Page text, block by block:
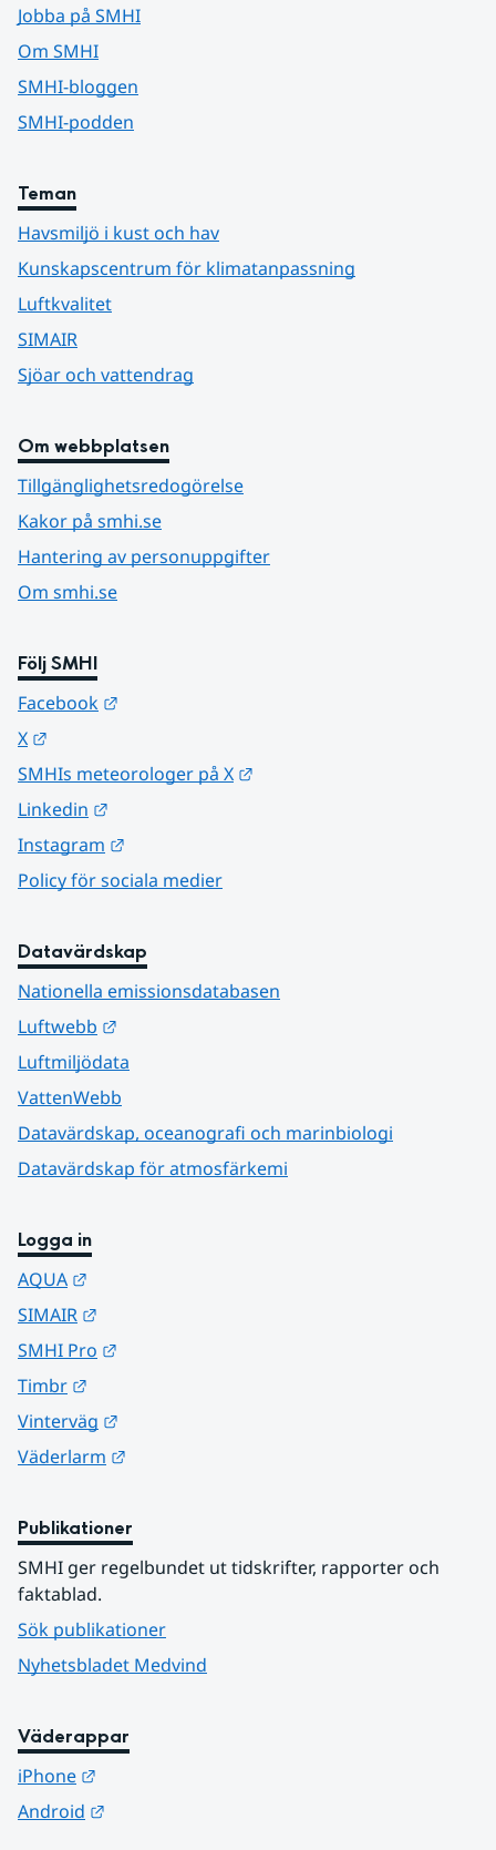
Jobba på SMHI
Om SMHI
SMHI-bloggen
SMHI-podden
Teman
Havsmiljö i kust och hav
Kunskapscentrum för klimatanpassning
Luftkvalitet
SIMAIR
Sjöar och vattendrag
Om webbplatsen
Tillgänglighetsredogörelse
Kakor på smhi.se
Hantering av personuppgifter
Om smhi.se
Följ SMHI
Facebook
X
SMHIs meteorologer på X
Linkedin
Instagram
Policy för sociala medier
Datavärdskap
Nationella emissionsdatabasen
Luftwebb
Luftmiljödata
VattenWebb
Datavärdskap, oceanografi och marinbiologi
Datavärdskap för atmosfärkemi
Logga in
AQUA
SIMAIR
SMHI Pro
Timbr
Vinterväg
Väderlarm
Publikationer
SMHI ger regelbundet ut tidskrifter, rapporter och
faktablad.
Sök publikationer
Nyhetsbladet Medvind
Väderappar
iPhone
Android